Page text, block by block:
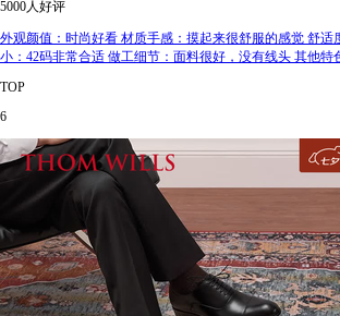
5000人好评
外观颜值：时尚好看 材质手感：摸起来很舒服的感觉 舒适
小：42码非常合适 做工细节：面料很好，没有线头 其他特
TOP
6